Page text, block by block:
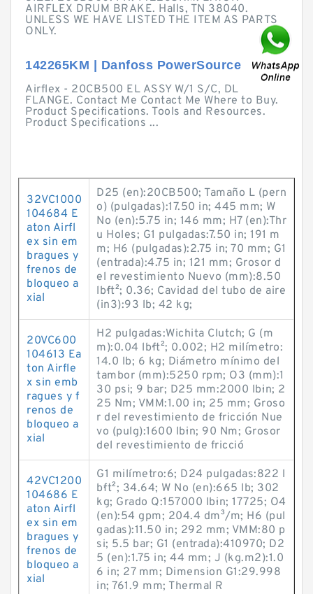
AIRFLEX DRUM BRAKE. Halls, TN 38040.
UNLESS WE HAVE LISTED THE ITEM AS PARTS
ONLY.
142265KM | Danfoss PowerSource
Airflex - 20CB500 EL ASSY W/1 S/C, DL
FLANGE. Contact Me Contact Me Where to Buy.
Product Specifications. Tools and Resources.
Product Specifications ...
32VC1000
104684 E
aton Airfl
ex sin em
bragues y
frenos de
bloqueo a
xial
D25 (en):20CB500; Tamaño L (pern
o) (pulgadas):17.50 in; 445 mm; W
No (en):5.75 in; 146 mm; H7 (en):Thr
u Holes; G1 pulgadas:7.50 in; 191 m
m; H6 (pulgadas):2.75 in; 70 mm; G1
(entrada):4.75 in; 121 mm; Grosor d
el revestimiento Nuevo (mm):8.50
lb·ft²; 0.36; Cavidad del tubo de aire
(in3):93 lb; 42 kg;
20VC600
104613 Ea
ton Airfle
x sin emb
ragues y f
renos de
bloqueo a
xial
H2 pulgadas:Wichita Clutch; G (m
m):0.04 lb·ft²; 0.002; H2 milímetro:
14.0 lb; 6 kg; Diámetro mínimo del
tambor (mm):5250 rpm; O3 (mm):1
30 psi; 9 bar; D25 mm:2000 lb·in; 2
25 Nm; VMM:1.00 in; 25 mm; Groso
r del revestimiento de fricción Nue
vo (pulg):1600 lb·in; 90 Nm; Grosor
del revestimiento de fricció
42VC1200
104686 E
aton Airfl
ex sin em
bragues y
frenos de
bloqueo a
xial
G1 milímetro:6; D24 pulgadas:822 l
b·ft²; 34.64; W No (en):665 lb; 302
kg; Grado Q:157000 lb·in; 17725; O4
(en):54 gpm; 204.4 dm³/m; H6 (pul
gadas):11.50 in; 292 mm; VMM:80 p
si; 5.5 bar; G1 (entrada):410970; D2
5 (en):1.75 in; 44 mm; J (kg.m2):1.0
6 in; 27 mm; Dimension G1:29.998
in; 761.9 mm; Thermal R